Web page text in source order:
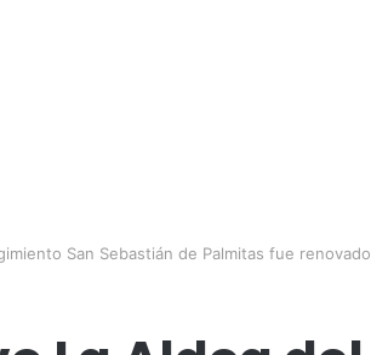
San Sebastián de Palmitas fue renovado